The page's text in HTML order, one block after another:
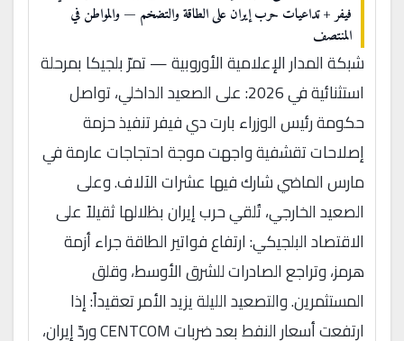
فيفر + تداعيات حرب إيران على الطاقة والتضخم — والمواطن في
المنتصف
شبكة المدار الإعلامية الأوروبية — تمرّ بلجيكا بمرحلة
استثنائية في 2026: على الصعيد الداخلي، تواصل
حكومة رئيس الوزراء بارت دي فيفر تنفيذ حزمة
إصلاحات تقشفية واجهت موجة احتجاجات عارمة في
مارس الماضي شارك فيها عشرات الآلاف. وعلى
الصعيد الخارجي، تُلقي حرب إيران بظلالها ثقيلاً على
الاقتصاد البلجيكي: ارتفاع فواتير الطاقة جراء أزمة
هرمز، وتراجع الصادرات للشرق الأوسط، وقلق
المستثمرين. والتصعيد الليلة يزيد الأمر تعقيداً: إذا
ارتفعت أسعار النفط بعد ضربات CENTCOM وردّ إيران،